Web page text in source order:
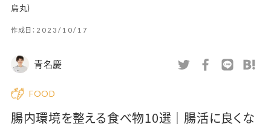
烏丸)
作成日： 2023/10/17
青名慶
FOOD
腸内環境を整える食べ物10選｜腸活に良くな